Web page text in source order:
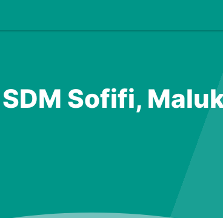
Sofifi,